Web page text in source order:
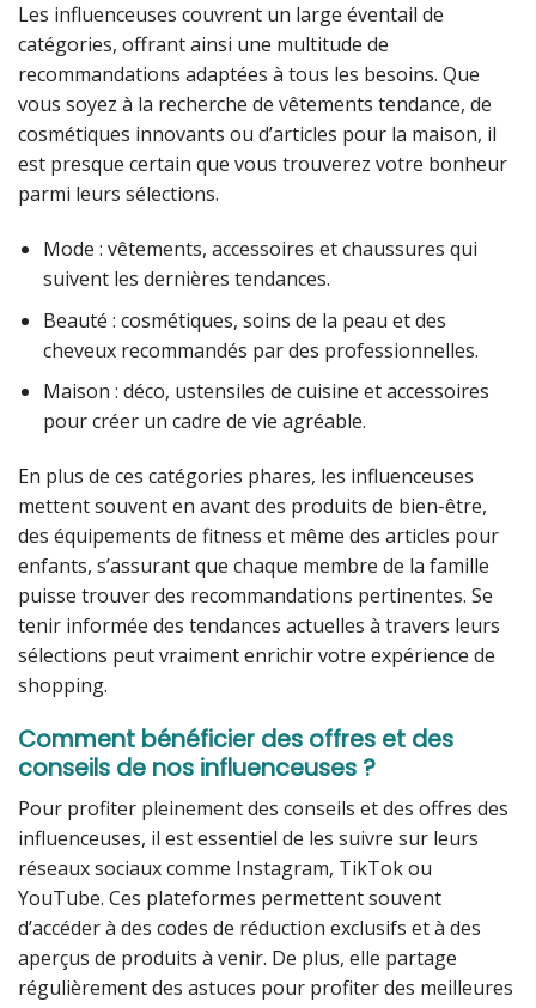
Les influenceuses couvrent un large éventail de
catégories, offrant ainsi une multitude de
recommandations adaptées à tous les besoins. Que
vous soyez à la recherche de vêtements tendance, de
cosmétiques innovants ou d’articles pour la maison, il
est presque certain que vous trouverez votre bonheur
parmi leurs sélections.
Mode : vêtements, accessoires et chaussures qui
suivent les dernières tendances.
Beauté : cosmétiques, soins de la peau et des
cheveux recommandés par des professionnelles.
Maison : déco, ustensiles de cuisine et accessoires
pour créer un cadre de vie agréable.
En plus de ces catégories phares, les influenceuses
mettent souvent en avant des produits de bien-être,
des équipements de fitness et même des articles pour
enfants, s’assurant que chaque membre de la famille
puisse trouver des recommandations pertinentes. Se
tenir informée des tendances actuelles à travers leurs
sélections peut vraiment enrichir votre expérience de
shopping.
Comment bénéficier des offres et des
conseils de nos influenceuses ?
Pour profiter pleinement des conseils et des offres des
influenceuses, il est essentiel de les suivre sur leurs
réseaux sociaux comme Instagram, TikTok ou
YouTube. Ces plateformes permettent souvent
d’accéder à des codes de réduction exclusifs et à des
aperçus de produits à venir. De plus, elle partage
régulièrement des astuces pour profiter des meilleures